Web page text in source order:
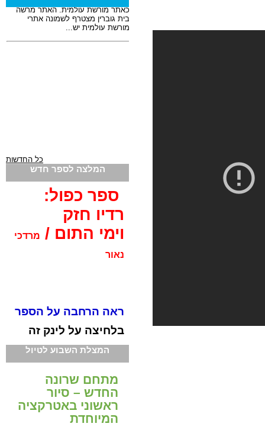
כל החדשות
המלצה לספר חדש
ספר כפול:
רדיו חזק
וימי התום / מרדכי
נאור
ראה הרחבה על הספר
בלחיצה על לינק זה
המצלת השבוע לטיול
מתחם שרונה
החדש – סיור
ראשוני באטרקציה
המיוחדת